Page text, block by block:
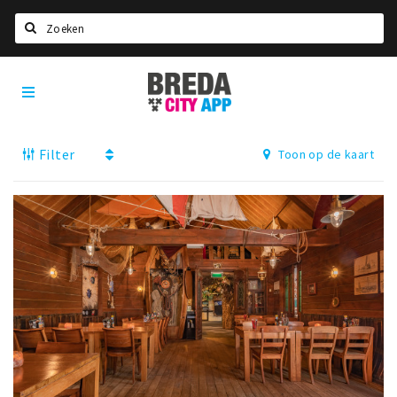
Home
Deals
Nieuws, interviews & blogs
Eten
Drinken
Slapen
Recreatief
Winkels
Breda
City
App
Filter Toon op de kaart